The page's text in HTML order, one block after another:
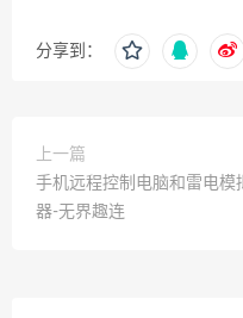
分享到：
上一篇
手机远程控制电脑和雷电模
器-无界趣连